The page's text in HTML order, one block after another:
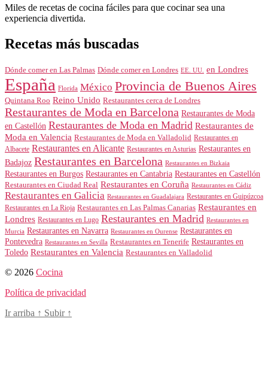
Miles de recetas de cocina fáciles para que cocinar sea una
experiencia divertida.
Recetas más buscadas
Dónde comer en Las Palmas Dónde comer en Londres EE. UU. en Londres
España Florida México Provincia de Buenos Aires
Quintana Roo Reino Unido Restaurantes cerca de Londres
Restaurantes de Moda en Barcelona Restaurantes de Moda
en Castellón Restaurantes de Moda en Madrid Restaurantes de
Moda en Valencia Restaurantes de Moda en Valladolid Restaurantes en
Albacete Restaurantes en Alicante Restaurantes en Asturias Restaurantes en
Badajoz Restaurantes en Barcelona Restaurantes en Bizkaia
Restaurantes en Burgos Restaurantes en Cantabria Restaurantes en Castellón
Restaurantes en Ciudad Real Restaurantes en Coruña Restaurantes en Cádiz
Restaurantes en Galicia Restaurantes en Guadalajara Restaurantes en Guipúzcoa
Restaurantes en La Rioja Restaurantes en Las Palmas Canarias Restaurantes en
Londres Restaurantes en Lugo Restaurantes en Madrid Restaurantes en
Murcia Restaurantes en Navarra Restaurantes en Ourense Restaurantes en
Pontevedra Restaurantes en Sevilla Restaurantes en Tenerife Restaurantes en
Toledo Restaurantes en Valencia Restaurantes en Valladolid
© 2026 Cocina
Política de privacidad
Ir arriba ↑ Subir ↑